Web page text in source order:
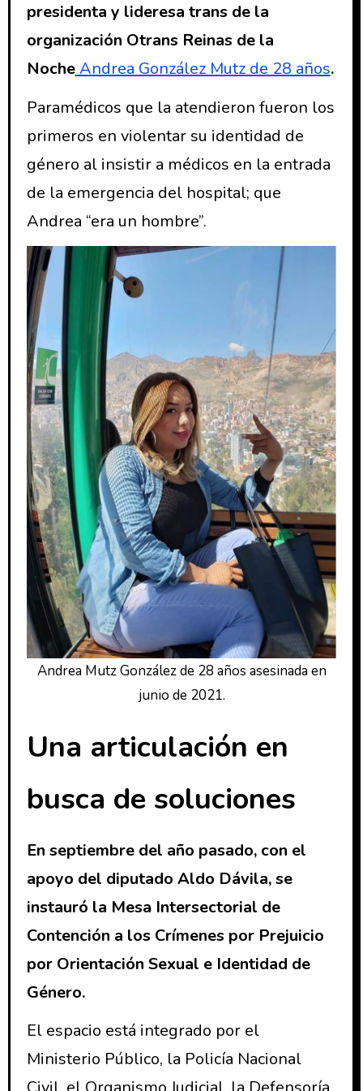
presidenta y lideresa trans de la
organización Otrans Reinas de la
NocheAndrea González Mutz de 28 años.
Paramédicos que la atendieron fueron los
primeros en violentar su identidad de
género al insistir a médicos en la entrada
de la emergencia del hospital; que
Andrea “era un hombre”.
Andrea Mutz González de 28 años asesinada en
junio de 2021.
Una articulación en
busca de soluciones
En septiembre del año pasado, con el
apoyo del diputado Aldo Dávila, se
instauró la Mesa Intersectorial de
Contención a los Crímenes por Prejuicio
por Orientación Sexual e Identidad de
Género.
El espacio está integrado por el
Ministerio Público, la Policía Nacional